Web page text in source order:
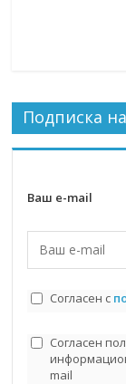
Подписка
Ваш e-mail
Согласен с
Согласен
mail